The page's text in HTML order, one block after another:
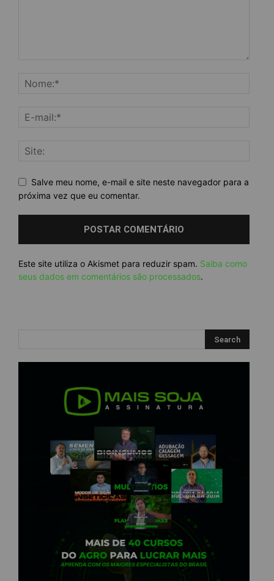
Salve meu nome, e-mail e site neste navegador para a
próxima vez que eu comentar.
Este site utiliza o Akismet para reduzir spam. Saiba como
seus dados em comentários são processados.